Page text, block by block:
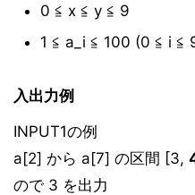
0 ≦ x ≦ y ≦ 9
1 ≦ a_i ≦ 100 (0 ≦ i ≦
入出力例
INPUT1の例
a[2] から a[7] の区間 [3,
ので 3 を出力